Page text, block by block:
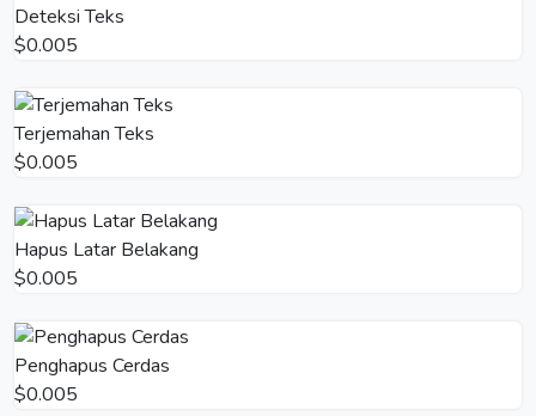
Deteksi Teks
$0.005
Terjemahan Teks
$0.005
Hapus Latar Belakang
$0.005
Penghapus Cerdas
$0.005